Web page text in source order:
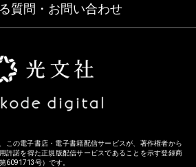
質問・お問い合わせ
この電子書店・電子書籍配信サービスが、著作権者から
許諾を得た正規版配信サービスであることを示す登録商
6091713号）です。